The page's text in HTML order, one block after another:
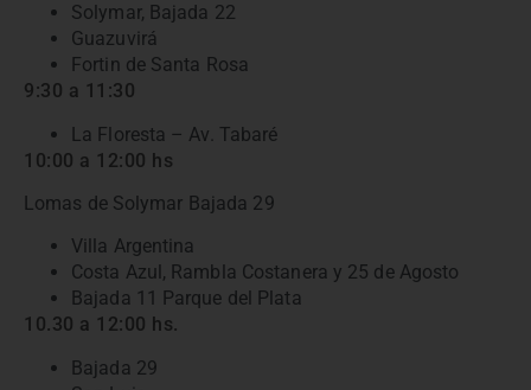
Solymar, Bajada 22
Guazuvirá
Fortin de Santa Rosa
9:30 a 11:30
La Floresta – Av. Tabaré
10:00 a 12:00 hs
Lomas de Solymar Bajada 29
Villa Argentina
Costa Azul, Rambla Costanera y 25 de Agosto
Bajada 11 Parque del Plata
10.30 a 12:00 hs.
Bajada 29